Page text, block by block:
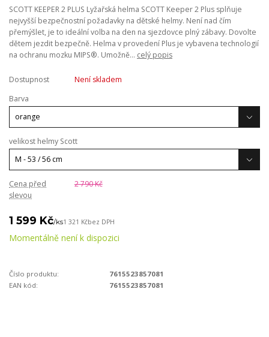
SCOTT KEEPER 2 PLUS Lyžařská helma SCOTT Keeper 2 Plus splňuje
nejvyšší bezpečnostní požadavky na dětské helmy. Není nad čím
přemýšlet, je to ideální volba na den na sjezdovce plný zábavy. Dovolte
dětem jezdit bezpečně. Helma v provedení Plus je vybavena technologií
na ochranu mozku MIPS®. Umožně... celý popis
Dostupnost
Není skladem
Barva
velikost helmy Scott
Cena před
slevou
2 790 Kč
1 599 Kč/ks1 321 Kčbez DPH
Momentálně není k dispozici
Číslo produktu:
7615523857081
EAN kód:
7615523857081